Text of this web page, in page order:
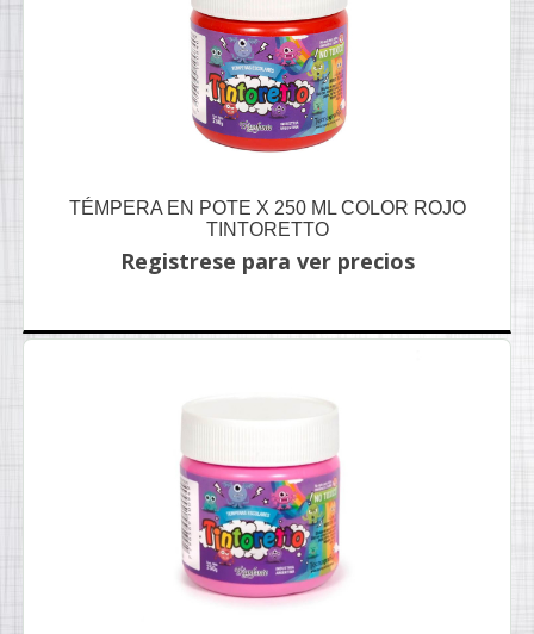
TÉMPERA EN POTE X 250 ML COLOR ROJO
TINTORETTO
Registrese para ver precios